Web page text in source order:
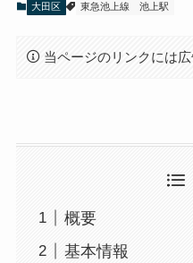
大田区 東急池上線 池上駅
当ページのリンクには
概要
基本情報